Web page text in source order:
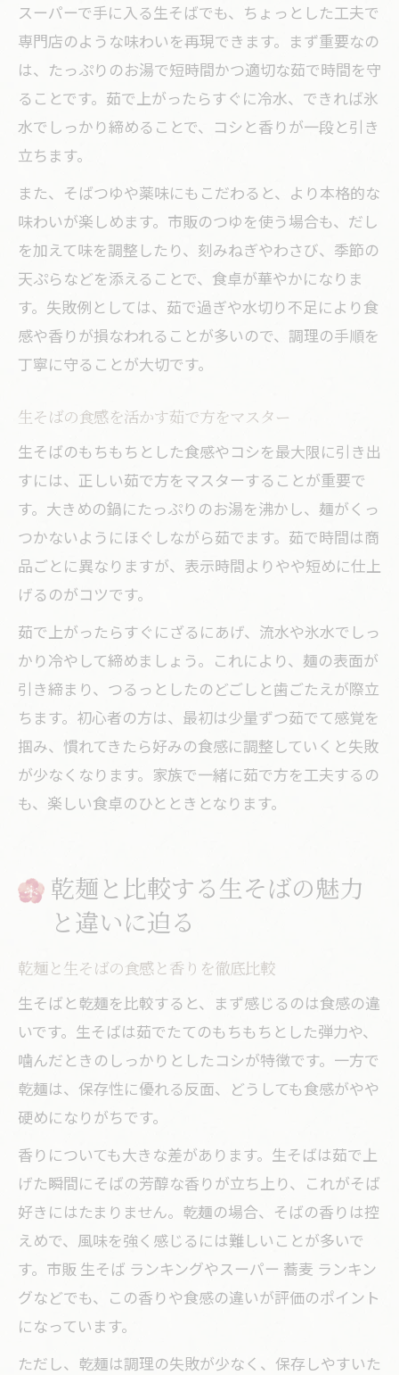
スーパーで手に入る生そばでも、ちょっとした工夫で
専門店のような味わいを再現できます。まず重要なの
は、たっぷりのお湯で短時間かつ適切な茹で時間を守
ることです。茹で上がったらすぐに冷水、できれば氷
水でしっかり締めることで、コシと香りが一段と引き
立ちます。
また、そばつゆや薬味にもこだわると、より本格的な
味わいが楽しめます。市販のつゆを使う場合も、だし
を加えて味を調整したり、刻みねぎやわさび、季節の
天ぷらなどを添えることで、食卓が華やかになりま
す。失敗例としては、茹で過ぎや水切り不足により食
感や香りが損なわれることが多いので、調理の手順を
丁寧に守ることが大切です。
生そばの食感を活かす茹で方をマスター
生そばのもちもちとした食感やコシを最大限に引き出
すには、正しい茹で方をマスターすることが重要で
す。大きめの鍋にたっぷりのお湯を沸かし、麺がくっ
つかないようにほぐしながら茹でます。茹で時間は商
品ごとに異なりますが、表示時間よりやや短めに仕上
げるのがコツです。
茹で上がったらすぐにざるにあげ、流水や氷水でしっ
かり冷やして締めましょう。これにより、麺の表面が
引き締まり、つるっとしたのどごしと歯ごたえが際立
ちます。初心者の方は、最初は少量ずつ茹でて感覚を
掴み、慣れてきたら好みの食感に調整していくと失敗
が少なくなります。家族で一緒に茹で方を工夫するの
も、楽しい食卓のひとときとなります。
乾麺と比較する生そばの魅力
と違いに迫る
乾麺と生そばの食感と香りを徹底比較
生そばと乾麺を比較すると、まず感じるのは食感の違
いです。生そばは茹でたてのもちもちとした弾力や、
噛んだときのしっかりとしたコシが特徴です。一方で
乾麺は、保存性に優れる反面、どうしても食感がやや
硬めになりがちです。
香りについても大きな差があります。生そばは茹で上
げた瞬間にそばの芳醇な香りが立ち上り、これがそば
好きにはたまりません。乾麺の場合、そばの香りは控
えめで、風味を強く感じるには難しいことが多いで
す。市販 生そば ランキングやスーパー 蕎麦 ランキン
グなどでも、この香りや食感の違いが評価のポイント
になっています。
ただし、乾麺は調理の失敗が少なく、保存しやすいた